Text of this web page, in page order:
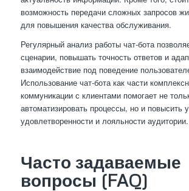
возможность передачи сложных запросов
для повышения качества обслуживания.
Регулярный анализ работы чат-бота
сценарии, повышать точность ответов и
взаимодействие под поведение
Использование чат-бота как части
коммуникации с клиентами помогает не
автоматизировать процессы, но и повысить
удовлетворенности и лояльности аудитории.
Часто задаваемые
вопросы (FAQ)